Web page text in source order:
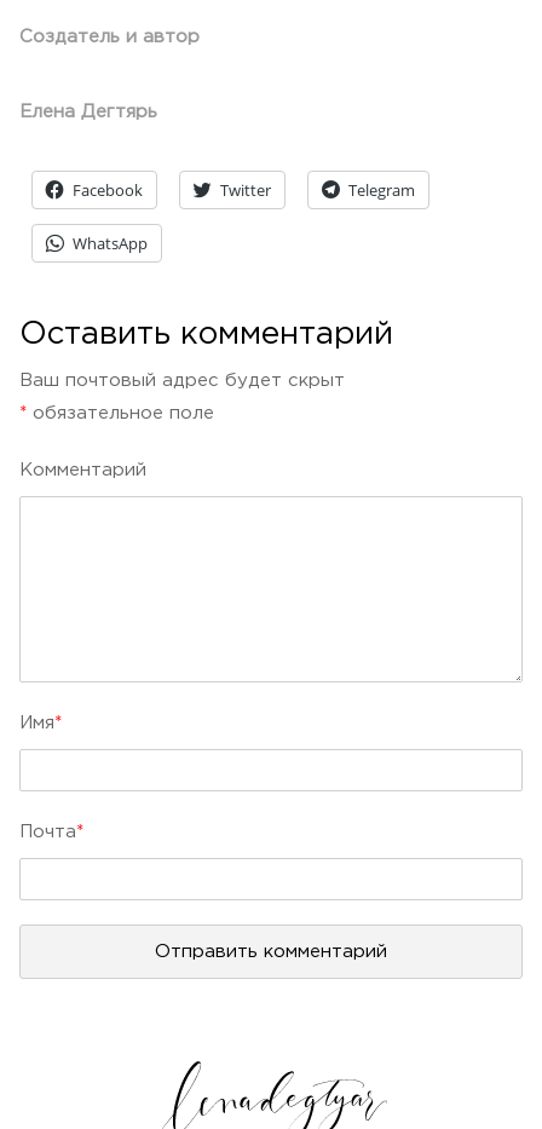
Создатель и автор
Елена Дегтярь
Facebook Twitter Telegram
WhatsApp
Оставить комментарий
Ваш почтовый адрес будет скрыт
* обязательное поле
Kомментарий
Имя*
Почта*